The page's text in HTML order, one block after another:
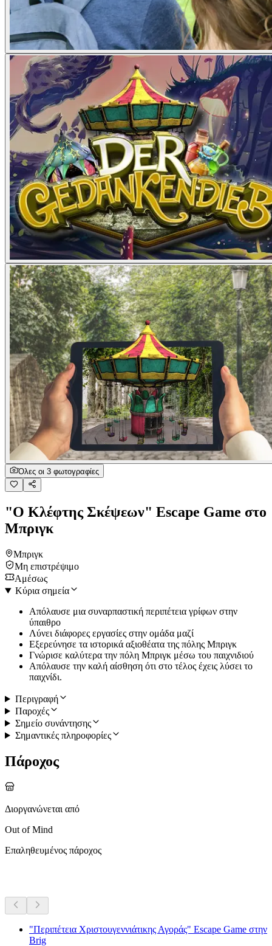
Όλες οι 3 φωτογραφίες
"Ο Κλέφτης Σκέψεων" Escape Game στο
Μπριγκ
Μπριγκ
Μη επιστρέψιμο
Αμέσως
Κύρια σημεία
Απόλαυσε μια συναρπαστική περιπέτεια γρίφων στην
ύπαιθρο
Λύνει διάφορες εργασίες στην ομάδα μαζί
Εξερεύνησε τα ιστορικά αξιοθέατα της πόλης Μπριγκ
Γνώρισε καλύτερα την πόλη Μπριγκ μέσω του παιχνιδιού
Απόλαυσε την καλή αίσθηση ότι στο τέλος έχεις λύσει το
παιχνίδι.
Περιγραφή
Παροχές
Σημείο συνάντησης
Σημαντικές πληροφορίες
Πάροχος
Διοργανώνεται από
Out of Mind
Επαληθευμένος πάροχος
"Περιπέτεια Χριστουγεννιάτικης Αγοράς" Escape Game στην
Brig